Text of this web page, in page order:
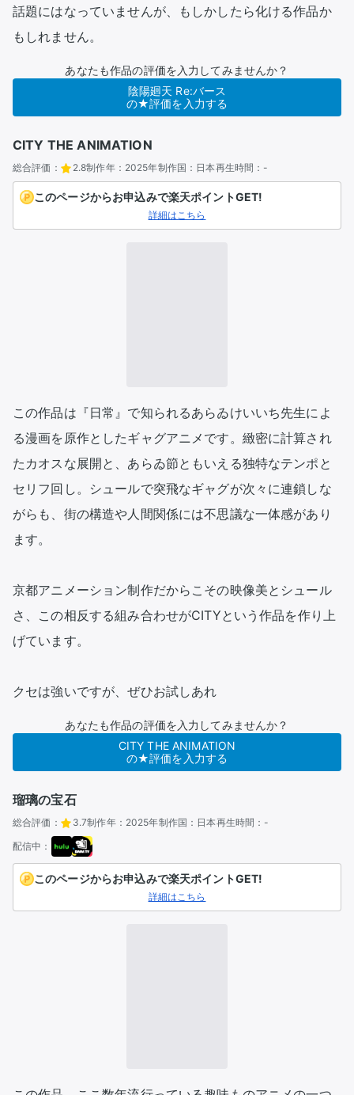
話題にはなっていませんが、もしかしたら化ける作品か
もしれません。
あなたも作品の評価を入力してみませんか？
陰陽廻天 Re:バース
の★評価を入力する
CITY THE ANIMATION
総合評価： 2.8制作年： 2025年制作国： 日本再生時間： -
このページからお申込みで楽天ポイントGET!
詳細はこちら
この作品は『日常』で知られるあらゐけいいち先生によ
る漫画を原作としたギャグアニメです。緻密に計算され
たカオスな展開と、あらゐ節ともいえる独特なテンポと
セリフ回し。シュールで突飛なギャグが次々に連鎖しな
がらも、街の構造や人間関係には不思議な一体感があり
ます。
京都アニメーション制作だからこその映像美とシュール
さ、この相反する組み合わせがCITYという作品を作り上
げています。
クセは強いですが、ぜひお試しあれ
あなたも作品の評価を入力してみませんか？
CITY THE ANIMATION
の★評価を入力する
瑠璃の宝石
総合評価： 3.7制作年： 2025年制作国： 日本再生時間： -
配信中：
このページからお申込みで楽天ポイントGET!
詳細はこちら